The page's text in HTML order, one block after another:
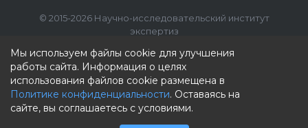
© 2015-2026 Научно-исследовательский институт
экспертиз
Мы принимаем к оплате:
Мы используем файлы cookie для улучшения
работы сайта. Информация о целях
использования файлов cookie размещена в
Политике конфиденциальности. Оставаясь на
сайте, вы соглашаетесь с условиями.